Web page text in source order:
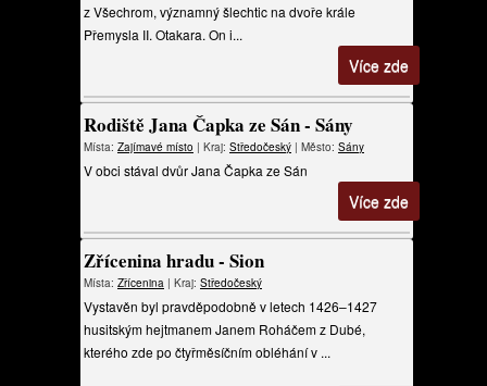
z Všechrom, významný šlechtic na dvoře krále
Přemysla II. Otakara. On i...
Více zde
Rodiště Jana Čapka ze Sán - Sány
Místa: Zajímavé místo | Kraj: Středočeský | Město: Sány
V obci stával dvůr Jana Čapka ze Sán
Více zde
Zřícenina hradu - Sion
Místa: Zřícenina | Kraj: Středočeský
Vystavěn byl pravděpodobně v letech 1426–1427
husitským hejtmanem Janem Roháčem z Dubé,
kterého zde po čtyřměsíčním obléhání v ...